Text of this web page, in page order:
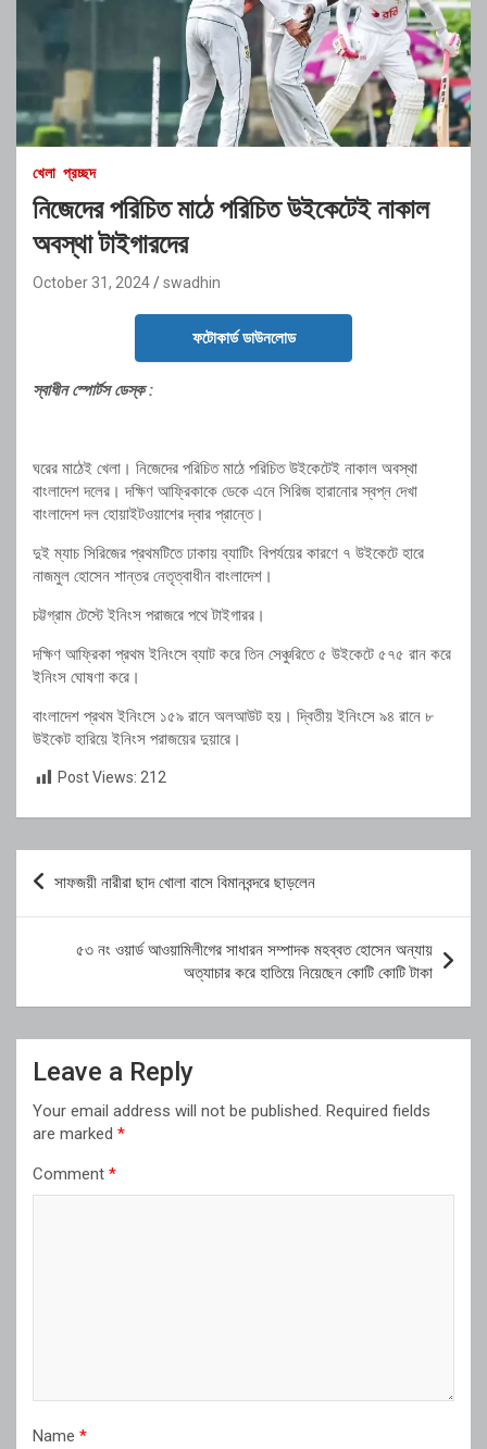
খেলা প্রচ্ছদ
নিজেদের পরিচিত মাঠে পরিচিত উইকেটেই নাকাল
অবস্থা টাইগারদের
October 31, 2024 swadhin
ফটোকার্ড ডাউনলোড
স্বাধীন স্পোর্টস ডেস্ক :
ঘরের মাঠেই খেলা। নিজেদের পরিচিত মাঠে পরিচিত উইকেটেই নাকাল অবস্থা
বাংলাদেশ দলের। দক্ষিণ আফ্রিকাকে ডেকে এনে সিরিজ হারানোর স্বপ্ন দেখা
বাংলাদেশ দল হোয়াইটওয়াশের দ্বার প্রান্তে।
দুই ম্যাচ সিরিজের প্রথমটিতে ঢাকায় ব্যাটিং বিপর্যয়ের কারণে ৭ উইকেটে হারে
নাজমুল হোসেন শান্তর নেতৃত্বাধীন বাংলাদেশ।
চট্টগ্রাম টেস্টে ইনিংস পরাজরে পথে টাইগারর।
দক্ষিণ আফ্রিকা প্রথম ইনিংসে ব্যাট করে তিন সেঞ্চুরিতে ৫ উইকেটে ৫৭৫ রান করে
ইনিংস ঘোষণা করে।
বাংলাদেশ প্রথম ইনিংসে ১৫৯ রানে অলআউট হয়। দ্বিতীয় ইনিংসে ৯৪ রানে ৮
উইকেট হারিয়ে ইনিংস পরাজয়ের দুয়ারে।
Post Views: 212
Post
সাফজয়ী নারীরা ছাদ খোলা বাসে বিমানবন্দরে ছাড়লেন
৫৩ নং ওয়ার্ড আওয়ামিলীগের সাধারন সম্পাদক মহব্বত হোসেন অন্যায়
অত্যাচার করে হাতিয়ে নিয়েছেন কোটি কোটি টাকা
Leave a Reply
Your email address will not be published. Required fields
are marked *
Comment *
Name *